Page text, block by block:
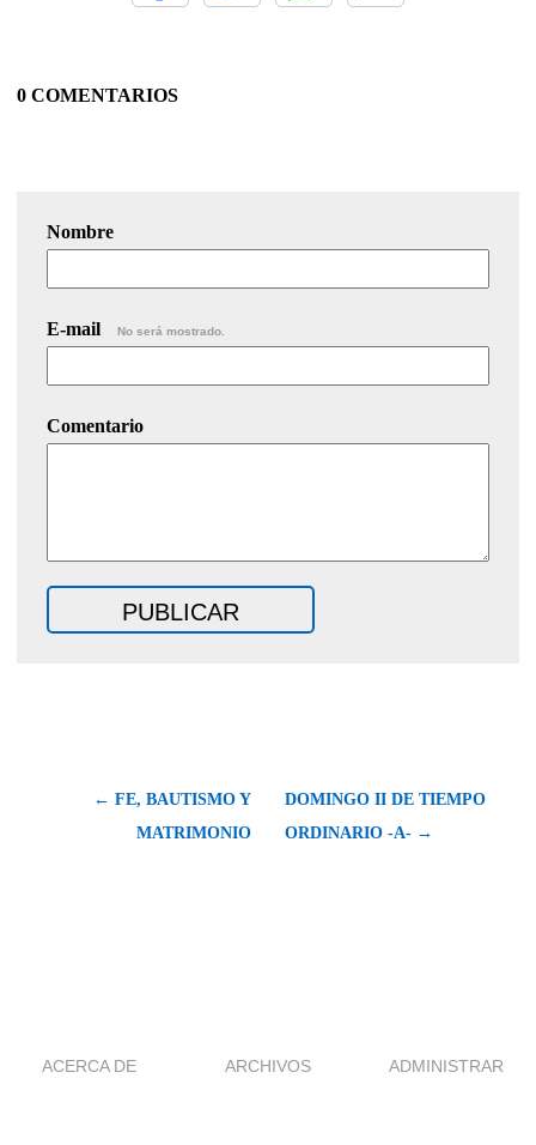
0 COMENTARIOS
Nombre
E-mail No será mostrado.
Comentario
← FE, BAUTISMO Y
MATRIMONIO
DOMINGO II DE TIEMPO
ORDINARIO -A- →
ACERCA DE ARCHIVOS ADMINISTRAR